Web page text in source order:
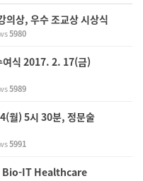
상, 우수 조교상 시상식
5980
여식 2017. 2. 17(금)
5989
월) 5시 30분, 정문술
5991
, Bio-IT Healthcare